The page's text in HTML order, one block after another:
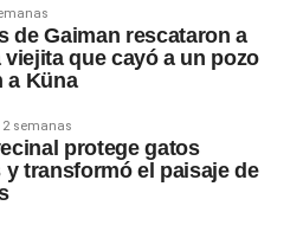
de Gaiman rescataron a
viejita que cayó a un pozo
a Küna
2 semanas
protege gatos
y transformó el paisaje de